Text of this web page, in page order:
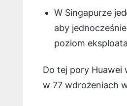
W Singapurze
aby
poziom
Do tej pory Huawei
w 77 wdrożeniach